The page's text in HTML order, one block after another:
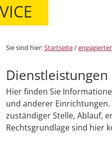
Sie sind hier:Startseite/engagierter
Dienstleistungen
Hier finden Sie
und anderer
zuständiger Stelle, Ablauf,
Rechtsgrundlage sind hier